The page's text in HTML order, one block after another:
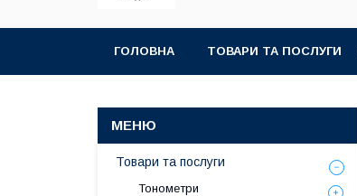
ГОЛОВНА ТОВАРИ ТА ПОСЛУГИ
Товари та послуги
Тонометри